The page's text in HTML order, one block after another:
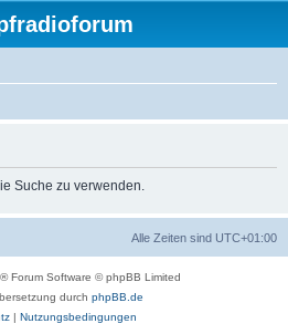
Suche zu verwenden.
Alle Zeiten sind UTC+01:00
® Forum Software © phpBB Limited
durch phpBB.de
| Nutzungsbedingungen